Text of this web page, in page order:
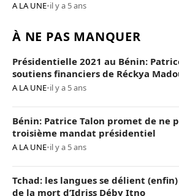
A LA UNE•il y a 5 ans
À NE PAS MANQUER
Présidentielle 2021 au Bénin:
soutiens financiers de Réckya
A LA UNE•il y a 5 ans
Bénin: Patrice Talon promet de ne
troisième mandat présidentiel
A LA UNE•il y a 5 ans
Tchad: les langues se délient
de la mort d’Idriss Déby Itno